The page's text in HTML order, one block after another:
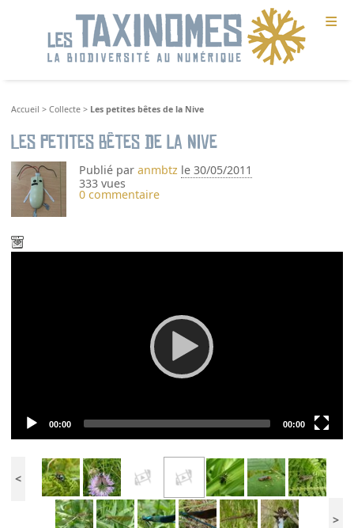
≡
Accueil >Collecte > Les petites bêtes de la Nive
Les petites bêtes de la Nive
Publié paranmbtz le 30/05/2011
333 vues
0 commentaire
Current
00:00
Total
duration
00:00
<
>